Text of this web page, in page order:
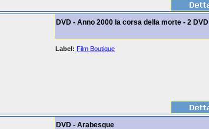
DVD - Anno 2000 la corsa della morte - 2 DVD
Label: Film Boutique
DVD - Arabesque